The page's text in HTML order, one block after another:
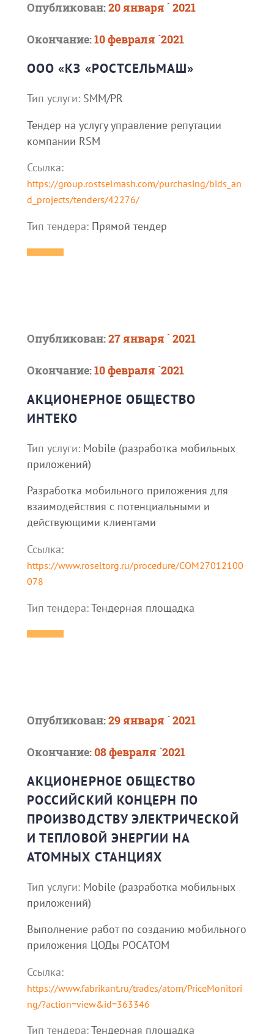
Опубликован:20 января ` 2021
Окончание:10 февраля `2021
ООО «КЗ «РОСТСЕЛЬМАШ»
Тип услуги: SMM/PR
Тендер на услугу управление репутации
компании RSM
Ссылка:
https://group.rostselmash.com/purchasing/bids_an
d_projects/tenders/42276/
Тип тендера: Прямой тендер
Опубликован:27 января ` 2021
Окончание:10 февраля `2021
АКЦИОНЕРНОЕ ОБЩЕСТВО
ИНТЕКО
Тип услуги: Mobile (разработка мобильных
приложений)
Разработка мобильного приложения для
взаимодействия с потенциальными и
действующими клиентами
Ссылка:
https://www.roseltorg.ru/procedure/COM27012100
078
Тип тендера:Тендерная площадка
Опубликован:29 января ` 2021
Окончание:08 февраля `2021
АКЦИОНЕРНОЕ ОБЩЕСТВО
РОССИЙСКИЙ КОНЦЕРН ПО
ПРОИЗВОДСТВУ ЭЛЕКТРИЧЕСКОЙ
И ТЕПЛОВОЙ ЭНЕРГИИ НА
АТОМНЫХ СТАНЦИЯХ
Тип услуги: Mobile (разработка мобильных
приложений)
Выполнение работ по созданию мобильного
приложения ЦОДы РОСАТОМ
Ссылка:
https://www.fabrikant.ru/trades/atom/PriceMonitori
ng/?action=view&id=363346
Тип тендера:Тендерная площадка